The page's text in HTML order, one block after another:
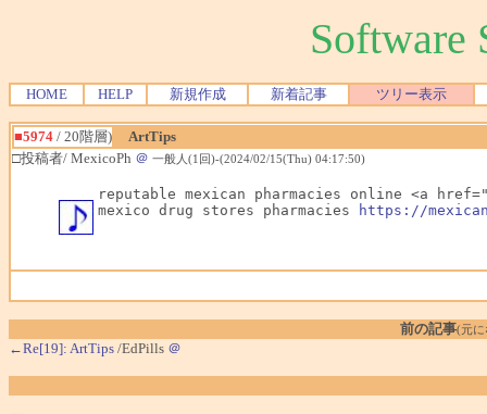
Software
HOME HELP 新規作成 新着記事 ツリー表示
■5974 / 20階層)
ArtTips
□投稿者/ MexicoPh ＠ 一般人(1回)-(2024/02/15(Thu) 04:17:50)
reputable mexican pharmacies online <a
mexico drug stores pharmacies
https://
前の記事(元に
←Re[19]: ArtTips /EdPills ＠